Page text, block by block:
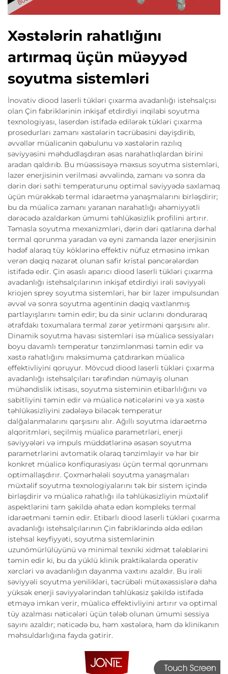
Xəstələrin rahatlığını
artırmaq üçün müəyyəd
soyutma sistemləri
İnovativ diood laserli tükləri çıxarma avadanlığı istehsalçısı
olan Çin fabriklərinin inkişaf etdirdiyi inqilabi soyutma
texnologiyası, laserdən istifadə edilərək tükləri çıxarma
prosedurları zamanı xəstələrin təcrübəsini dəyişdirib,
əvvəllər müalicənin qəbulunu və xəstələrin razılıq
səviyyəsini məhdudlaşdıran əsas narahatlıqlardan birini
aradan qaldırıb. Bu müəssisəyə məxsus soyutma sistemləri,
lazer enerjisinin verilməsi əvvəlində, zamanı və sonra da
dərin dəri səthi temperaturunu optimal səviyyədə saxlamaq
üçün mürəkkəb termal idarəetmə yanaşmalarını birləşdirir;
bu da müalicə zamanı yaranan narahatlığı əhəmiyyətli
dərəcədə azaldarkən ümumi təhlükəsizlik profilini artırır.
Təmasla soyutma mexanizmləri, dərin dəri qatlarına dərhal
termal qorunma yaradan və eyni zamanda lazer enerjisinin
hədəf alaraq tüy köklərinə effektiv nüfuz etməsinə imkan
verən dəqiq nəzarət olunan safir kristal pəncərələrdən
istifadə edir. Çin əsaslı aparıcı diood laserli tükləri çıxarma
avadanlığı istehsalçılarının inkişaf etdirdiyi irəli səviyyəli
kriojen sprey soyutma sistemləri, hər bir lazer impulsundan
əvvəl və sonra soyutma agentinin dəqiq vaxtlanmış
partlayışlarını təmin edir; bu da sinir uclarını donduraraq
ətrafdakı toxumalara termal zərər yetirməni qarşısını alır.
Dinamik soyutma havası sistemləri isə müalicə sessiyaları
boyu davamlı temperatur tənzimlənməsi təmin edir və
xəstə rahatlığını maksimuma çatdırarkən müalicə
effektivliyini qoruyur. Mövcud diood laserli tükləri çıxarma
avadanlığı istehsalçıları tərəfindən nümayiş olunan
mühəndislik ixtisası, soyutma sisteminin etibarlılığını və
sabitliyini təmin edir və müalicə nəticələrini və ya xəstə
təhlükəsizliyini zədələyə biləcək temperatur
dalğalanmalarını qarşısını alır. Ağıllı soyutma idarəetmə
alqoritmləri, seçilmiş müalicə parametrləri, enerji
səviyyələri və impuls müddətlərinə əsasən soyutma
parametrlərini avtomatik olaraq tənzimləyir və hər bir
konkret müalicə konfiqurasiyası üçün termal qorunmanı
optimallaşdırır. Çoxmərhələli soyutma yanaşmaları
müxtəlif soyutma texnologiyalarını tək bir sistem içində
birləşdirir və müalicə rahatlığı ilə təhlükəsizliyin müxtəlif
aspektlərini tam şəkildə əhatə edən kompleks termal
idarəetməni təmin edir. Etibarlı diood laserli tükləri çıxarma
avadanlığı istehsalçılarının Çin fabriklərində əldə edilən
istehsal keyfiyyəti, soyutma sistemlərinin
uzunömürlülüyünü və minimal texniki xidmət tələblərini
təmin edir ki, bu da yüklü klinik praktikalarda operativ
xərcləri və avadanlığın dayanma vaxtını azaldır. Bu irəli
səviyyəli soyutma yenilikləri, təcrübəli mütəxəssislərə daha
yüksək enerji səviyyələrindən təhlükəsiz şəkildə istifadə
etməyə imkan verir, müalicə effektivliyini artırır və optimal
tüy azalması nəticələri üçün tələb olunan ümumi sessiya
sayını azaldır; nəticədə bu, həm xəstələrə, həm də klinikanın
məhsuldarlığına fayda gətirir.